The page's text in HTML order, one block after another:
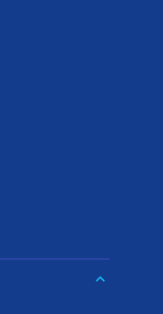
keyboard_arrow_down